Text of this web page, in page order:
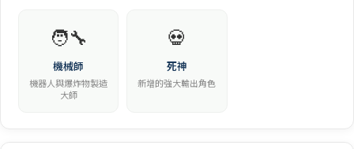
🧑‍🔧
機械師
機器人與爆炸物製造
大師
💀
死神
新增的強大輸出角色